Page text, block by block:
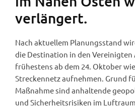
verlängert.
Nach aktuellem Planungsstand
die Destination in den Vereinigten
frühestens ab dem 24. Oktober
Streckennetz aufnehmen. Grund
Maßnahme sind anhaltende
und Sicherheitsrisiken im